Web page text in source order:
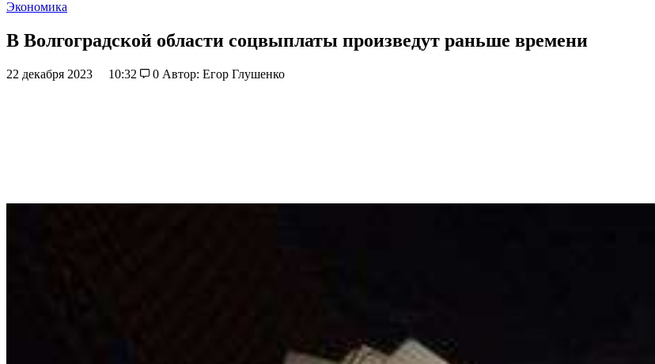
Экономика
В Волгоградской области соцвыплаты произведут раньше времени
22 декабря 2023 10:32 0 Автор: Егор Глушенко